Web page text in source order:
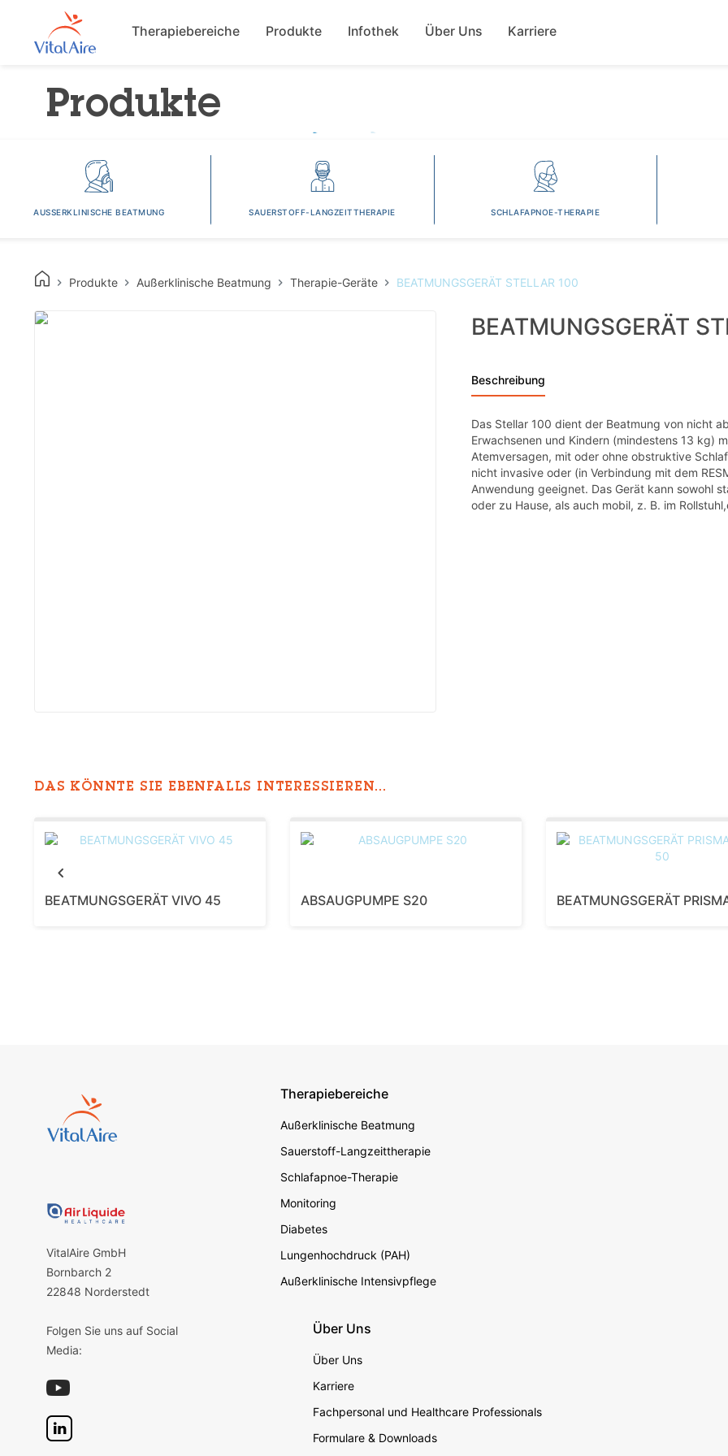
zum
Main navigation
Therapiebereiche Produkte Infothek Über Uns Karriere
Produkte
AUSSERKLINISCHE BEATMUNG SAUERSTOFF-LANGZEITTHERAPIE SCHLAFAPNOE-THERAPIE
Produkte Außerklinische Beatmung Therapie-Geräte BEATMUNGSGERÄT STELLAR 100
BEATMUNGSGERÄT
Beschreibung
Das Stellar 100 dient der Beatmung von nicht
Erwachsenen und Kindern (mindestens 13 kg)
Atemversagen, mit oder ohne obstruktive
nicht invasive oder (in Verbindung mit dem
Anwendung geeignet. Das Gerät kann sowohl
oder zu Hause, als auch mobil, z. B. im
DAS KÖNNTE SIE EBENFALLS INTERESSIEREN...
BEATMUNGSGERÄT VIVO 45 ABSAUGPUMPE S20
VitalAire GmbH
Bornbarch 2
22848 Norderstedt
Folgen Sie uns auf Social
Media:
Footer secondary
Therapiebereiche
Außerklinische Beatmung
Sauerstoff-Langzeittherapie
Schlafapnoe-Therapie
Monitoring
Diabetes
Lungenhochdruck (PAH)
Außerklinische Intensivpflege
Über Uns
Über Uns
Karriere
Fachpersonal und Healthcare Professionals
Formulare & Downloads